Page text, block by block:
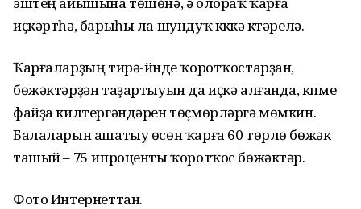
иҫкәртһә, барыһы ла шундуҡ күккә күтәрелә.
Ҡарғаларҙың тирә-йүнде ҡоротҡостарҙан,
бөжәктәрҙән таҙартыуын да иҫкә алғанда, күпме
файҙа килтергәндәрен төҫмөрләргә мөмкин.
Балаларын ашатыу өсөн ҡарға 60 төрлө бөжәк
ташый – 75 ипроценты ҡоротҡос бөжәктәр.
Фото Интернеттан.